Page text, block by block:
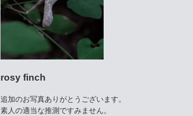
rosy finch
追加のお写真ありがとうございます。
素人の適当な推測ですみません。